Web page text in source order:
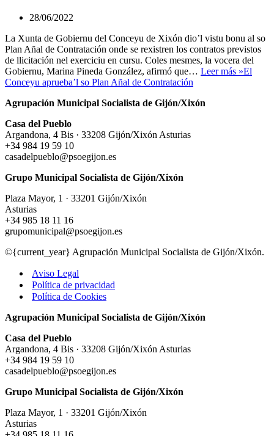
28/06/2022
La Xunta de Gobiernu del Conceyu de Xixón dio’l vistu bonu al so
Plan Añal de Contratación onde se rexistren los contratos previstos
de llicitación nel exerciciu en cursu. Coles mesmes, la vocera del
Gobiernu, Marina Pineda González, afirmó que… Leer más »El
Conceyu aprueba’l so Plan Añal de Contratación
Agrupación Municipal Socialista de Gijón/Xixón
Casa del Pueblo
Argandona, 4 Bis · 33208 Gijón/Xixón Asturias
+34 984 19 59 10
casadelpueblo@psoegijon.es
Grupo Municipal Socialista de Gijón/Xixón
Plaza Mayor, 1 · 33201 Gijón/Xixón
Asturias
+34 985 18 11 16
grupomunicipal@psoegijon.es
©{current_year} Agrupación Municipal Socialista de Gijón/Xixón.
Aviso Legal
Política de privacidad
Política de Cookies
Agrupación Municipal Socialista de Gijón/Xixón
Casa del Pueblo
Argandona, 4 Bis · 33208 Gijón/Xixón Asturias
+34 984 19 59 10
casadelpueblo@psoegijon.es
Grupo Municipal Socialista de Gijón/Xixón
Plaza Mayor, 1 · 33201 Gijón/Xixón
Asturias